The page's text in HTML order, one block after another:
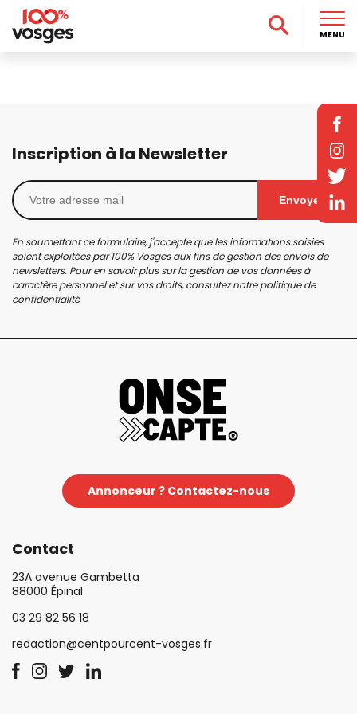
Inscription à la Newsletter
Envoyer
En soumettant ce formulaire, j'accepte que les informations saisies
soient exploitées par 100% Vosges aux fins de gestion des envois de
newsletters. Pour en savoir plus sur la gestion de vos données à
caractère personnel et sur vos droits, consultez notrepolitique de
confidentialité
Annonceur ? Contactez-nous
Contact
23A avenue Gambetta
88000 Épinal
03 29 82 56 18
redaction@centpourcent-vosges.fr
MENU